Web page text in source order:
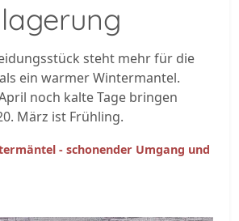
steht mehr für die
ein warmer Wintermantel.
noch kalte Tage bringen
März ist Frühling.
- schonender Umgang und